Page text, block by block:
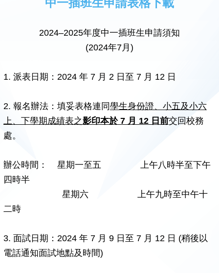
2024–2025年度中一插班生申請須知
(2024年7月)
1. 派表日期：2024 年 7 月 2 日至 7 月 12 日
2. 報名辦法：填妥表格連同學生身份證、小五及小六
上、下學期成績表之影印本於 7 月 12 日前交回校務
處。
辦公時間： 星期一至五 上午八時半至下午
四時半
星期六 上午九時至中午十
二時
3. 面試日期：2024 年 7 月 9 日至 7 月 12 日 (稍後以
電話通知面試地點及時間)